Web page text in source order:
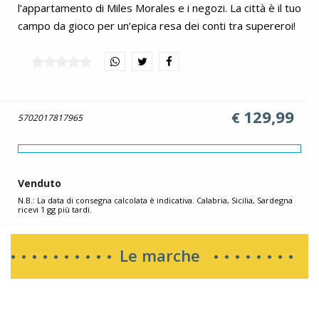
l’appartamento di Miles Morales e i negozi. La città è il tuo
campo da gioco per un’epica resa dei conti tra supereroi!
€ 129,99
5702017817965
Venduto
N.B.: La data di consegna calcolata è indicativa. Calabria, Sicilia, Sardegna
ricevi 1 gg più tardi.
Le marche